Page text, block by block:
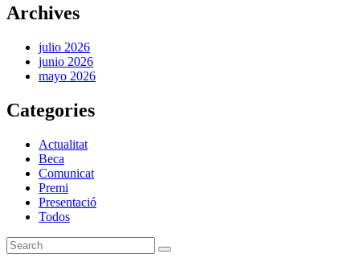
Archives
julio 2026
junio 2026
mayo 2026
Categories
Actualitat
Beca
Comunicat
Premi
Presentació
Todos